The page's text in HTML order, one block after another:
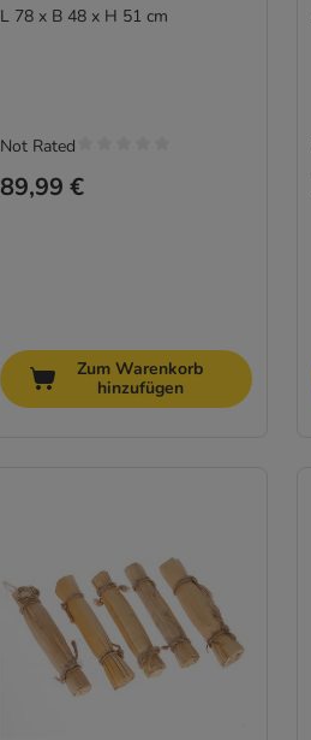
L 78 x B 48 x H 51 cm
89,99 €
Not Rated
Zum Warenkorb
hinzufügen